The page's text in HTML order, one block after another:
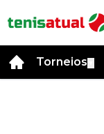
Torneios